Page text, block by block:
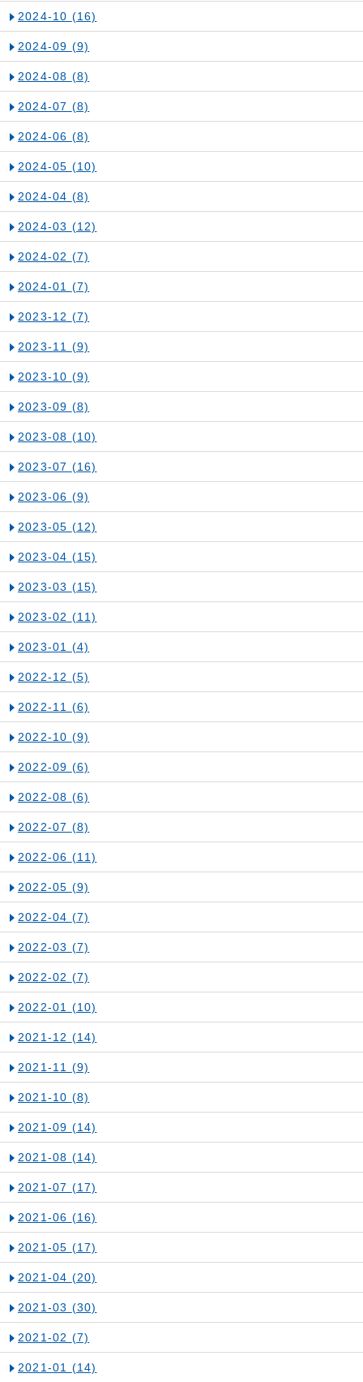
2024-10 (16)
2024-09 (9)
2024-08 (8)
2024-07 (8)
2024-06 (8)
2024-05 (10)
2024-04 (8)
2024-03 (12)
2024-02 (7)
2024-01 (7)
2023-12 (7)
2023-11 (9)
2023-10 (9)
2023-09 (8)
2023-08 (10)
2023-07 (16)
2023-06 (9)
2023-05 (12)
2023-04 (15)
2023-03 (15)
2023-02 (11)
2023-01 (4)
2022-12 (5)
2022-11 (6)
2022-10 (9)
2022-09 (6)
2022-08 (6)
2022-07 (8)
2022-06 (11)
2022-05 (9)
2022-04 (7)
2022-03 (7)
2022-02 (7)
2022-01 (10)
2021-12 (14)
2021-11 (9)
2021-10 (8)
2021-09 (14)
2021-08 (14)
2021-07 (17)
2021-06 (16)
2021-05 (17)
2021-04 (20)
2021-03 (30)
2021-02 (7)
2021-01 (14)